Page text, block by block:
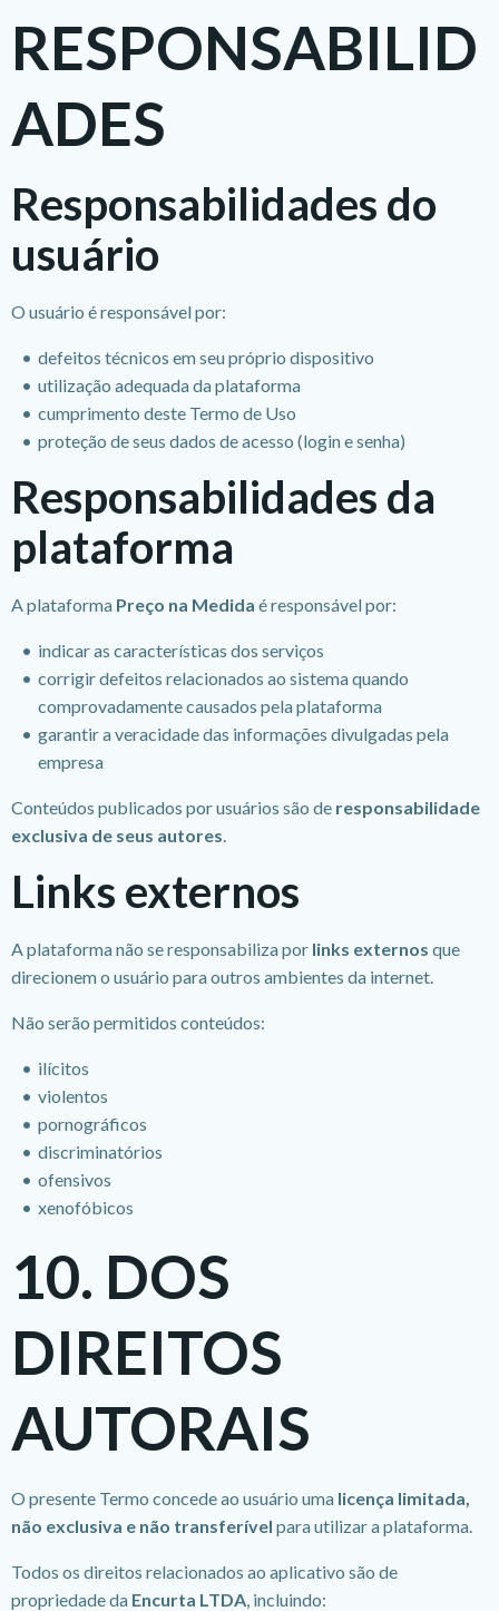
RESPONSABILID
ADES
Responsabilidades do
usuário
O usuário é responsável por:
defeitos técnicos em seu próprio dispositivo
utilização adequada da plataforma
cumprimento deste Termo de Uso
proteção de seus dados de acesso (login e senha)
Responsabilidades da
plataforma
A plataforma Preço na Medida é responsável por:
indicar as características dos serviços
corrigir defeitos relacionados ao sistema quando
comprovadamente causados pela plataforma
garantir a veracidade das informações divulgadas pela
empresa
Conteúdos publicados por usuários são de responsabilidade
exclusiva de seus autores.
Links externos
A plataforma não se responsabiliza por links externos que
direcionem o usuário para outros ambientes da internet.
Não serão permitidos conteúdos:
ilícitos
violentos
pornográficos
discriminatórios
ofensivos
xenofóbicos
10. DOS
DIREITOS
AUTORAIS
O presente Termo concede ao usuário uma licença limitada,
não exclusiva e não transferível para utilizar a plataforma.
Todos os direitos relacionados ao aplicativo são de
propriedade da Encurta LTDA, incluindo: